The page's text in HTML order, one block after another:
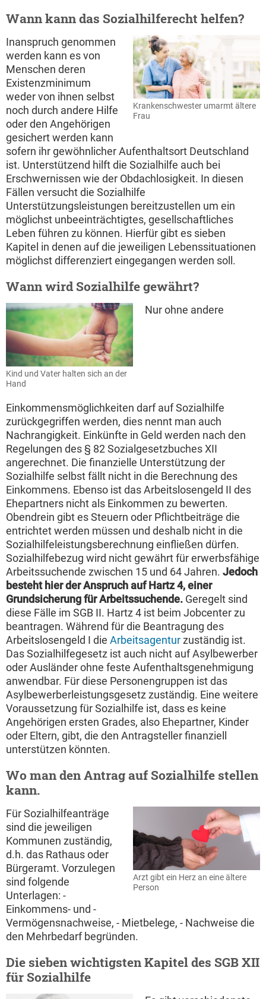
Wann kann das Sozialhilferecht helfen?
Krankenschwester umarmt ältere
Frau
Inanspruch genommen
werden kann es von
Menschen deren
Existenzminimum
weder von ihnen selbst
noch durch andere Hilfe
oder den Angehörigen
gesichert werden kann
sofern ihr gewöhnlicher Aufenthaltsort Deutschland
ist. Unterstützend hilft die Sozialhilfe auch bei
Erschwernissen wie der Obdachlosigkeit. In diesen
Fällen versucht die Sozialhilfe
Unterstützungsleistungen bereitzustellen um ein
möglichst unbeeinträchtigtes, gesellschaftliches
Leben führen zu können. Hierfür gibt es sieben
Kapitel in denen auf die jeweiligen Lebenssituationen
möglichst differenziert eingegangen werden soll.
Wann wird Sozialhilfe gewährt?
Kind und Vater halten sich an der
Hand
Nur ohne andere
Einkommensmöglichkeiten darf auf Sozialhilfe
zurückgegriffen werden, dies nennt man auch
Nachrangigkeit. Einkünfte in Geld werden nach den
Regelungen des § 82 Sozialgesetzbuches XII
angerechnet. Die finanzielle Unterstützung der
Sozialhilfe selbst fällt nicht in die Berechnung des
Einkommens. Ebenso ist das Arbeitslosengeld II des
Ehepartners nicht als Einkommen zu bewerten.
Obendrein gibt es Steuern oder Pflichtbeiträge die
entrichtet werden müssen und deshalb nicht in die
Sozialhilfeleistungsberechnung einfließen dürfen.
Sozialhilfebezug wird nicht gewährt für erwerbsfähige
Arbeitssuchende zwischen 15 und 64 Jahren. Jedoch
besteht hier der Anspruch auf Hartz 4, einer
Grundsicherung für Arbeitssuchende. Geregelt sind
diese Fälle im SGB II. Hartz 4 ist beim Jobcenter zu
beantragen. Während für die Beantragung des
Arbeitslosengeld I die Arbeitsagenturzuständig ist.
Das Sozialhilfegesetz ist auch nicht auf Asylbewerber
oder Ausländer ohne feste Aufenthaltsgenehmigung
anwendbar. Für diese Personengruppen ist das
Asylbewerberleistungsgesetz zuständig. Eine weitere
Voraussetzung für Sozialhilfe ist, dass es keine
Angehörigen ersten Grades, also Ehepartner, Kinder
oder Eltern, gibt, die den Antragsteller finanziell
unterstützen könnten.
Wo man den Antrag auf Sozialhilfe stellen
kann.
Arzt gibt ein Herz an eine ältere
Person
Für Sozialhilfeanträge
sind die jeweiligen
Kommunen zuständig,
d.h. das Rathaus oder
Bürgeramt. Vorzulegen
sind folgende
Unterlagen: -
Einkommens- und -
Vermögensnachweise, - Mietbelege, - Nachweise die
den Mehrbedarf begründen.
Die sieben wichtigsten Kapitel des SGB XII
für Sozialhilfe